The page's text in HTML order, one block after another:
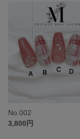
No.002
3,800円